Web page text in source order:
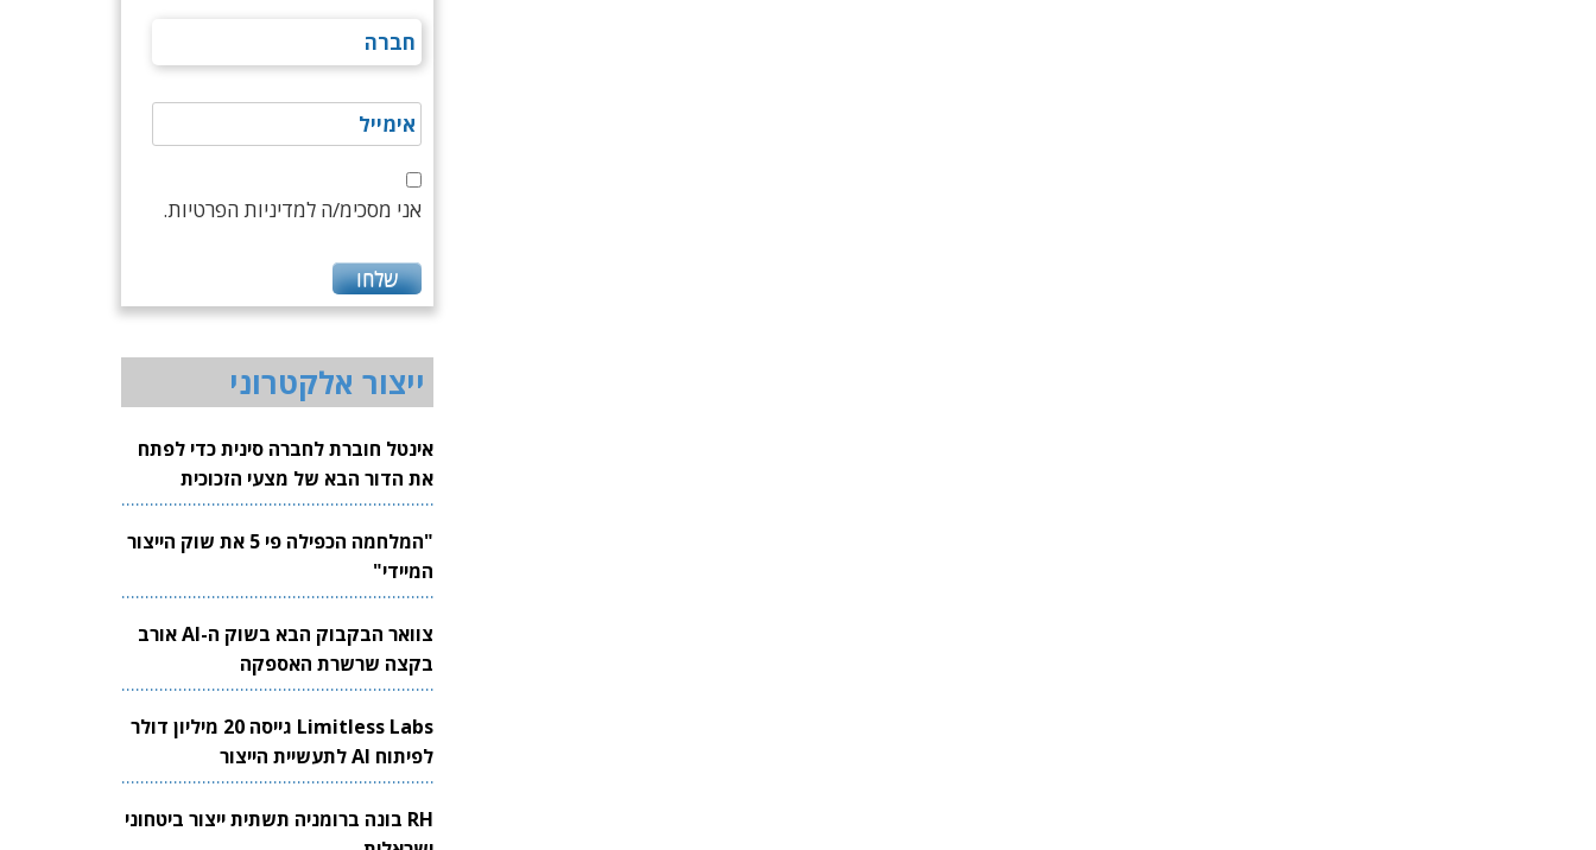
אני מסכימ/ה למדיניות הפרטיות.
ייצור אלקטרוני
אינטל חוברת לחברה סינית כדי לפתח
את הדור הבא של מצעי הזכוכית
לשבבים
"המלחמה הכפילה פי 5 את שוק הייצור
המיידי"
צוואר הבקבוק הבא בשוק ה-AI אורב
בקצה שרשרת האספקה
Limitless Labs גייסה 20 מיליון דולר
לפיתוח AI לתעשיית הייצור
RH בונה ברומניה תשתית ייצור ביטחוני